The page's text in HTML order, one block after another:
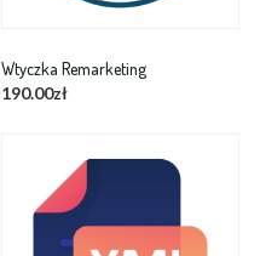
Wtyczka Remarketing
190.00zł